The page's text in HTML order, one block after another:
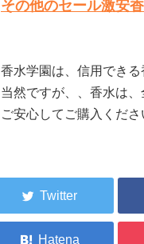
その他のセール激安
香水学園は、信用できる
当然ですが、、香水は
ご安心してご購入くださ